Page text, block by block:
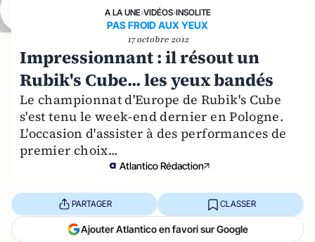
A LA UNE›VIDÉOS›INSOLITE
PAS FROID AUX YEUX
17 octobre 2012
Impressionnant : il résout un
Rubik's Cube... les yeux bandés
Le championnat d'Europe de Rubik's Cube
s'est tenu le week-end dernier en Pologne.
L'occasion d'assister à des performances de
premier choix...
Atlantico Rédaction
PARTAGER CLASSER
Ajouter Atlantico en favori sur Google